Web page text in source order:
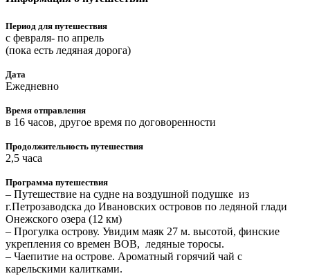
Период для путешествия
с февраля- по апрель
(пока есть ледяная дорога)
Дата
Ежедневно
Время отправления
в 16 часов, другое время по договоренности
Продолжительность путешествия
2,5 часа
Программа путешествия
– Путешествие на судне на воздушной подушке из
г.Петрозаводска до Ивановских островов по ледяной глади
Онежского озера (12 км)
– Прогулка острову. Увидим маяк 27 м. высотой, финские
укрепления со времен ВОВ, ледяные торосы.
– Чаепитие на острове. Ароматный горячий чай с
карельскими калитками.